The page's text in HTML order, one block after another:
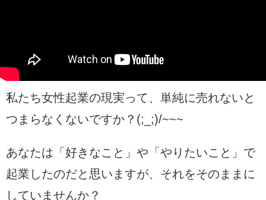
私たち女性起業の現実って、単純に売れないと
つまらなくないですか？ (;_;)/~~~
あなたは「好きなこと」や「やりたいこと」で
起業したのだと思いますが、それをそのままに
していませんか？